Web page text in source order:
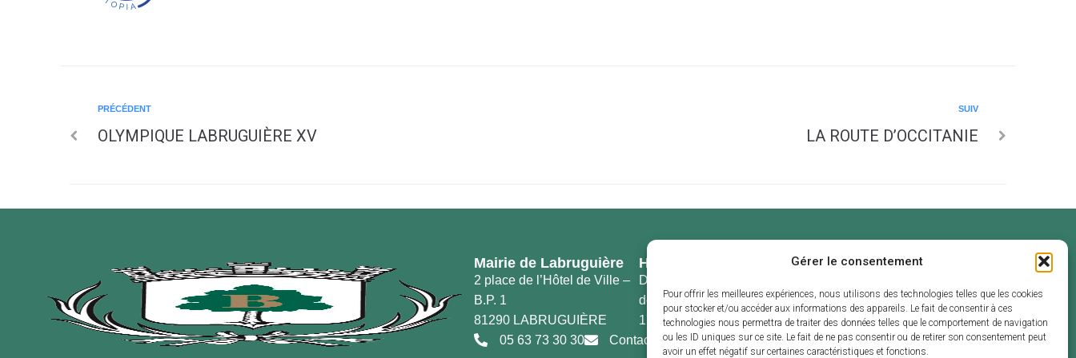
Gérer le consentement
Pour offrir les meilleures expériences, nous utilisons des technologies telles que les cookies
pour stocker et/ou accéder aux informations des appareils. Le fait de consentir à ces
technologies nous permettra de traiter des données telles que le comportement de navigation
ou les ID uniques sur ce site. Le fait de ne pas consentir ou de retirer son consentement peut
avoir un effet négatif sur certaines caractéristiques et fonctions.
PRÉCÉDENT
OLYMPIQUE LABRUGUIÈRE XV
SUIV
LA ROUTE D’OCCITANIE
Mairie de Labruguière
2 place de l’Hôtel de Ville –
B.P. 1
81290 LABRUGUIÈRE
Horaires d’ouverture
Du lundi au vendredi :
de 8h30 à 12h et de 13h30 à
17h30
05 63 73 30 30
Contact